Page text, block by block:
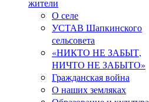
О селе
УСТАВ Шапкинского
сельсовета
«НИКТО НЕ ЗАБЫТ,
НИЧТО НЕ ЗАБЫТО»
Гражданская война
О наших земляках